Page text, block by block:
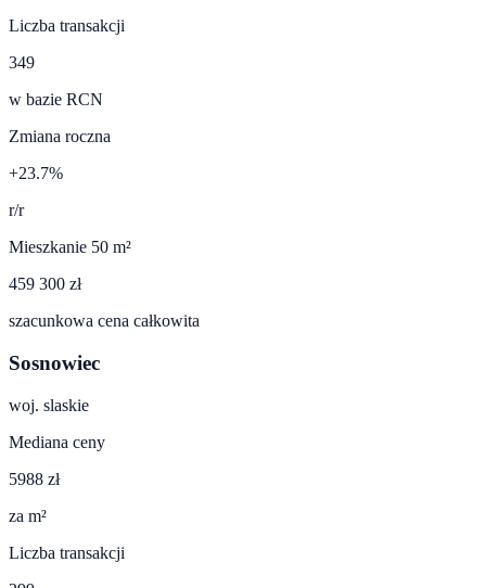
Liczba transakcji
349
w bazie RCN
Zmiana roczna
+23.7%
r/r
Mieszkanie 50 m²
459 300 zł
szacunkowa cena całkowita
Sosnowiec
woj. slaskie
Mediana ceny
5988 zł
za m²
Liczba transakcji